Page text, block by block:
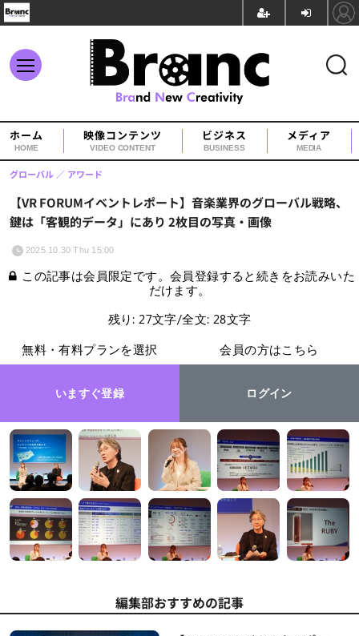
ホーム
HOME
映像コンテンツ
VIDEO CONTENT
ビジネス
BUSINESS
メディア
MEDIA
【VR FORUMイベントレポート】音楽業界のグローバル戦略、
鍵は「客観的データ」にあり 2枚目の写真・画像
グローバル アワード
2025.10.30 Thu 15:00
この記事は会員限定です。会員登録すると続きをお読みいた
だけます。
残り: 27文字/全文: 28文字
無料・有料プランを選択
いますぐ登録
会員の方はこちら
ログイン
編集部おすすめの記事